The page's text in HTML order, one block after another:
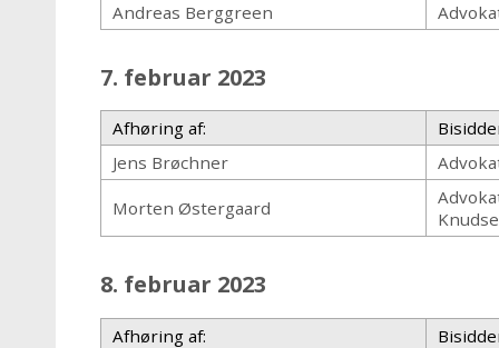
Andreas Berggreen
7. februar 2023
Afhøring af:
Jens Brøchner
Morten Østergaard
8. februar 2023
Afhøring af: